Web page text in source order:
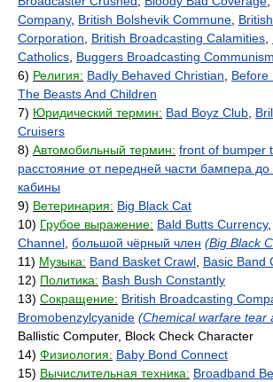
Company, British Bolshevik Commune
Corporation
British Broadcasting Calamities
Catholics Buggers Broadcasting Communism
6) Религия: Badly Behaved Christian Before
The Beasts And Children
7) Юридический термин: Bad Boyz Club
Cruisers
8) Автомобильный термин: front of bumper
расстояние от передней части бампера до
кабины
9) Ветеринария: Big Black Cat
10) Грубое выражение: Bald Butts Currency,
Channel большой чёрный член (Big Black
11) Музыка: Band Basket Crawl Basic Band
12) Политика: Bash Bush Constantly
13) Сокращение: British Broadcasting
Bromobenzylcyanide (Chemical warfare tear
Ballistic Computer, Block Check Character
14) Физиология: Baby Bond Connect
15) Вычислительная техника: Broadband